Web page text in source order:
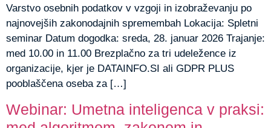
Varstvo osebnih podatkov v vzgoji in izobraževanju po
najnovejših zakonodajnih spremembah Lokacija: Spletni
seminar Datum dogodka: sreda, 28. januar 2026 Trajanje:
med 10.00 in 11.00 Brezplačno za tri udeležence iz
organizacije, kjer je DATAINFO.SI ali GDPR PLUS
pooblaščena oseba za […]
Webinar: Umetna inteligenca v praksi: